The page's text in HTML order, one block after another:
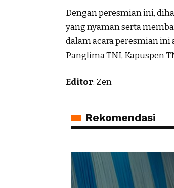
Dengan peresmian ini,
yang nyaman serta
dalam acara peresmian
Panglima TNI, Kapuspen
Editor: Zen
Rekomendasi